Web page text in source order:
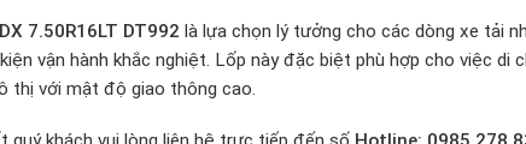
7.50R16LT DT992 là lựa chọn lý tưởng cho các dòng xe tải
vận hành khắc nghiệt. Lốp này đặc biệt phù hợp cho việc
thị với mật độ giao thông cao.